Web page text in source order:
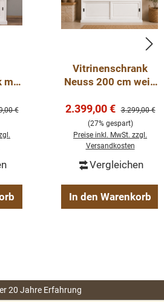
mit
Preis:
€
Vitrinenschrank
Neuss 200 cm weiß
Landhaus
Buffetschrank
Verkaufspreis:
2.399,00 € Regulärer
3.299,00 €
(27% gespart)
Preise inkl. MwSt. zzgl.
Versandkosten
Vergleichen
In den Warenkorb
20 Jahre Erfahrung